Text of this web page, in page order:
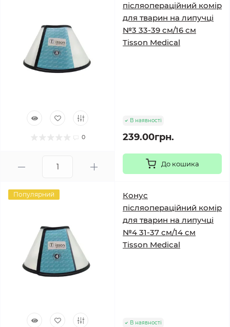
0
післяопераційний комір
для тварин на липучці
№3 33-39 см/16 см
Tisson Medical
В наявності
239.00грн.
До кошика
Популярний
Конус
післяопераційний комір
для тварин на липучці
№4 31-37 см/14 см
Tisson Medical
В наявності